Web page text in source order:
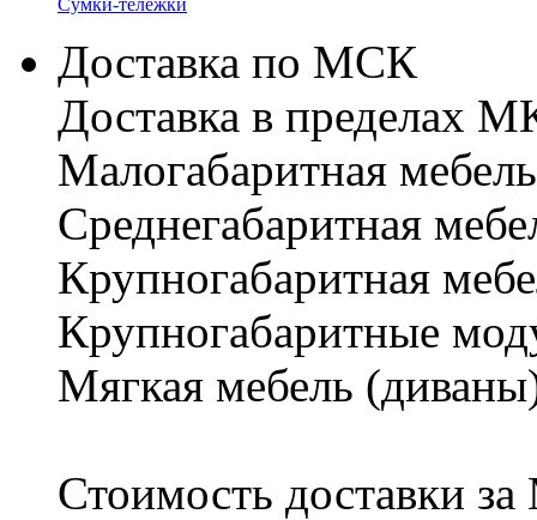
Сумки-тележки
Доставка по МСК
Доставка в пределах
Малогабаритная
Cреднегабаритная
Крупногабаритная
Крупногабаритные
Мягкая мебель
Стоимость доставки